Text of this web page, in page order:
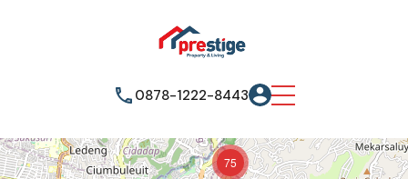
0878-1222-8443
75